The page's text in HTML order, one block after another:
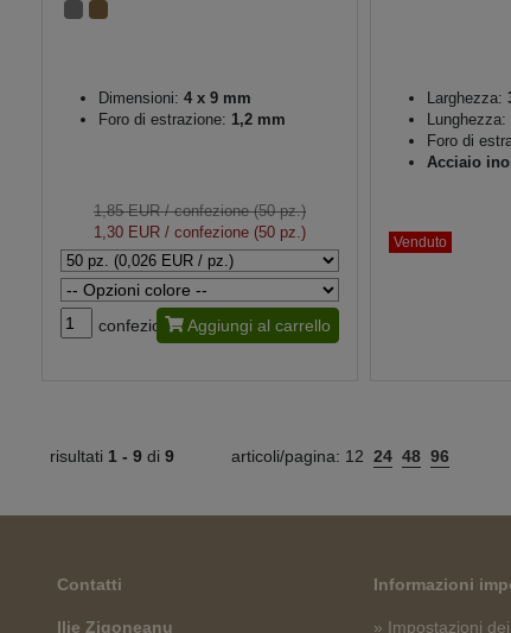
Dimensioni: 4 x 9 mm
Foro di estrazione: 1,2 mm
1,85 EUR/ confezione (50 pz.)
1,30 EUR/ confezione (50 pz.)
confezione Aggiungi al carrello
Larghezza:
Lunghezza:
Foro di
Acciaio
Venduto
risultati 1 - 9 di 9 articoli/pagina: 12 24 48 96
Contatti
Ilie Zigoneanu
Informazioni
» Impostazioni